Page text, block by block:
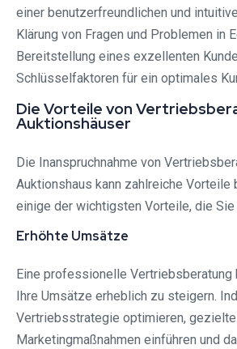
einer benutzerfreundlichen und
Klärung von Fragen und Problemen in
Bereitstellung eines exzellenten
Schlüsselfaktoren für ein optimales
Die Vorteile von
Auktionshäuser
Die Inanspruchnahme von
Auktionshaus kann zahlreiche Vorteile
einige der wichtigsten Vorteile, die Sie
Erhöhte Umsätze
Eine professionelle Vertriebsberatung
Ihre Umsätze erheblich zu steigern.
Vertriebsstrategie optimieren, gezielte
Marketingmaßnahmen einführen und